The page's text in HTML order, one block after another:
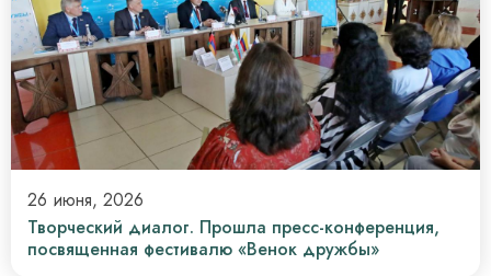
26 июня, 2026
Творческий диалог. Прошла пресс-конференция,
посвященная фестивалю «Венок дружбы»